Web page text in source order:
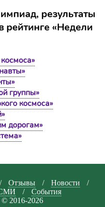
результаты
рейтинге «Недели
группы»
космоса»
дорогам»
/ Отзывы / Новости
/
/
События
2016-2026